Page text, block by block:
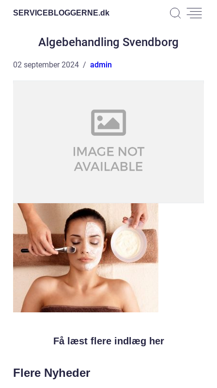
SERVICEBLOGGERNE.dk
Algebehandling Svendborg
02 september 2024 admin
Få læst flere indlæg her
Flere Nyheder